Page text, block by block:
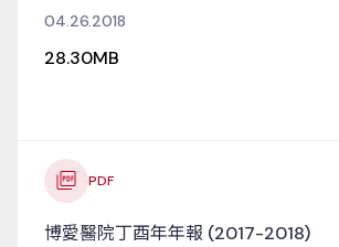
04.26.2018
28.30MB
PDF
博愛醫院丁酉年年報 (2017-2018)